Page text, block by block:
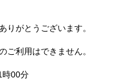
りがとうございます。
ご利用はできません。
時00分